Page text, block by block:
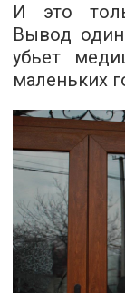
И это
Вывод
убьет
маленьких